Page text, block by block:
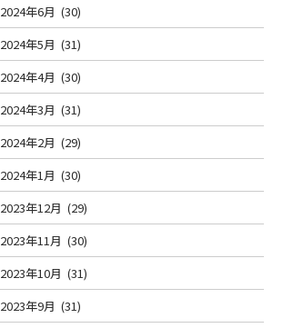
2024年6月 (30)
2024年5月 (31)
2024年4月 (30)
2024年3月 (31)
2024年2月 (29)
2024年1月 (30)
2023年12月 (29)
2023年11月 (30)
2023年10月 (31)
2023年9月 (31)